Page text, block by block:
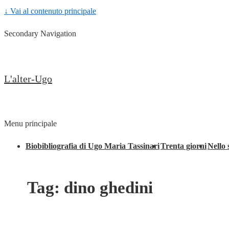
↓ Vai al contenuto principale
Secondary Navigation
L'alter-Ugo
Menu principale
Biobibliografia di Ugo Maria TassinariTrenta giorniNello
Tag: dino ghedini